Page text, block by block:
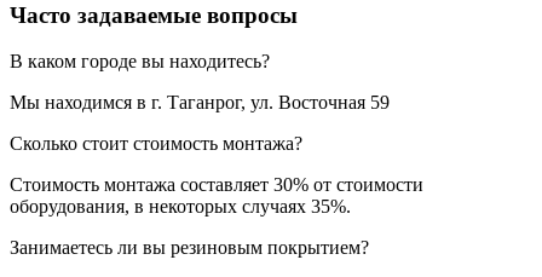
Часто задаваемые вопросы
В каком городе вы находитесь?
Мы находимся в г. Таганрог, ул. Восточная 59
Сколько стоит стоимость монтажа?
Стоимость монтажа составляет 30% от стоимости
оборудования, в некоторых случаях 35%.
Занимаетесь ли вы резиновым покрытием?